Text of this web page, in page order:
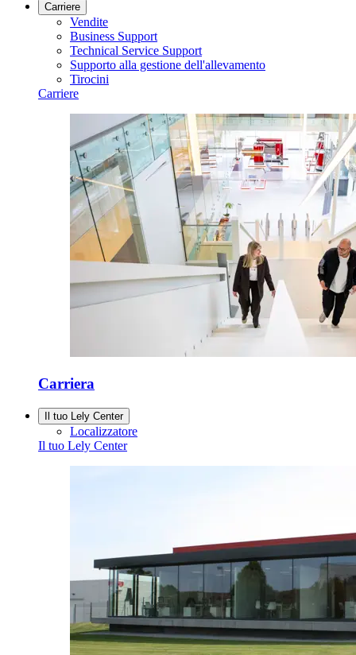
Carriere
Vendite
Business Support
Technical Service Support
Supporto alla gestione dell'allevamento
Tirocini
Carriere
Carriera
Il tuo Lely Center
Localizzatore
Il tuo Lely Center